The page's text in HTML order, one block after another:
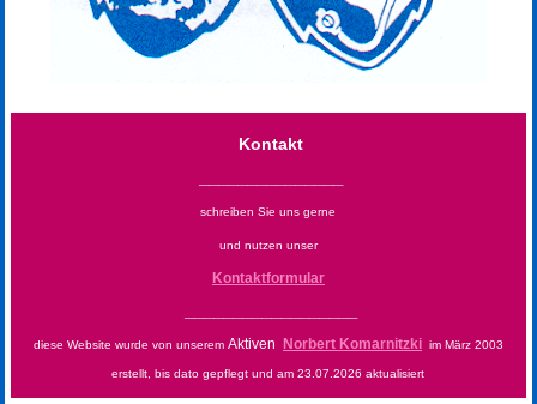
Kontakt
schreiben Sie uns gerne
und nutzen unser
Kontaktformular
diese Website wurde von unserem Aktiven Norbert Komarnitzkiim März 2003
erstellt, bis dato gepflegt und am 23.07.2026 aktualisiert